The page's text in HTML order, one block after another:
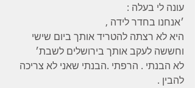
עונה לי בעלה :
׳אנחנו בחדר לידה ,
היא לא רצתה להטריד אותך ביום שישי
וחששה לעקב אותך בירושלים לשבת׳
לא הבנתי . הרפתי .הבנתי שאני לא צריכה
להבין .